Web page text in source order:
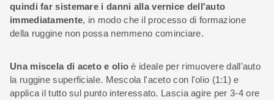
quindi far sistemare i danni alla vernice dell'auto
immediatamente, in modo che il processo di formazione
della ruggine non possa nemmeno cominciare.
Una miscela di aceto e olioè ideale per rimuovere dall'auto
la ruggine superficiale. Mescola l'aceto con l'olio (1:1) e
applica il tutto sul punto interessato. Lascia agire per 3-4 ore